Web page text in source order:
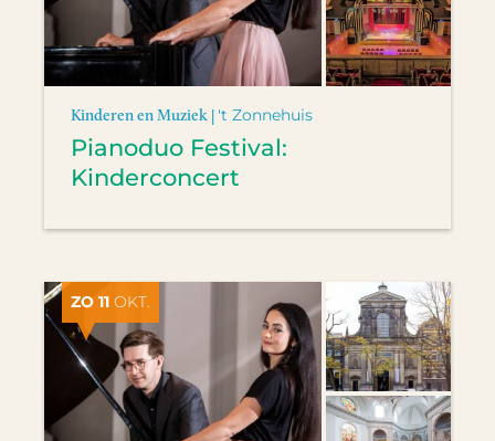
Kinderen en Muziek | 't Zonnehuis
Pianoduo Festival:
Kinderconcert
ZO 11 OKT.